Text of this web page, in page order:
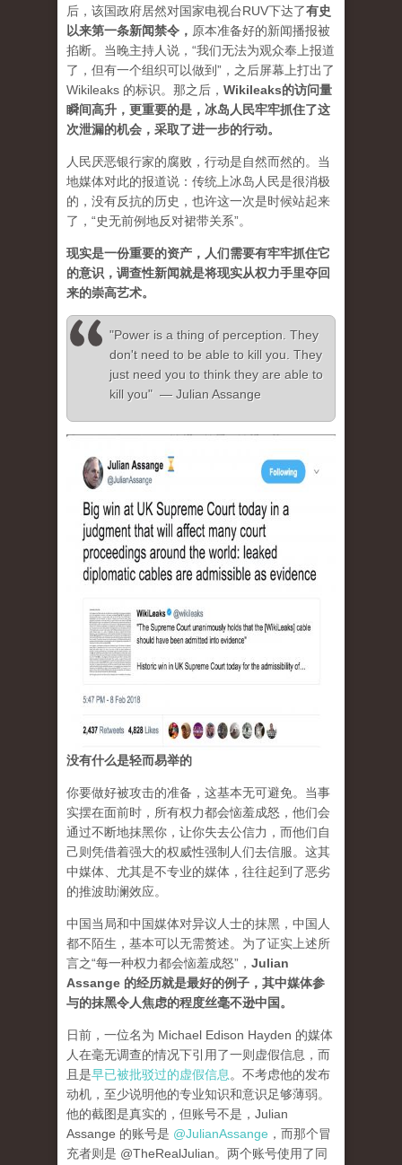
后，该国政府居然对国家电视台RUV下达了有史
以来第一条新闻禁令 ， 原本准备好的新闻播报被
掐断。当晚主持人说，“我们无法为观众奉上报道
了，但有一个组织可以做到”，之后屏幕上打出了
Wikileaks 的标识。那之后， Wikileaks的访问量
瞬间高升，更重要的是，冰岛人民牢牢抓住了这
次泄漏的机会，采取了进一步的行动。
人民厌恶银行家的腐败，行动是自然而然的。当
地媒体对此的报道说：传统上冰岛人民是很消极
的，没有反抗的历史，也许这一次是时候站起来
了，“史无前例地反对裙带关系”。
现实是一份重要的资产，人们需要有牢牢抓住它
的意识，调查性新闻就是将现实从权力手里夺回
来的崇高艺术。
"Power is a thing of perception. They
don't need to be able to kill you. They
just need you to think they are able to
kill you" — Julian Assange
没有什么是轻而易举的
你要做好被攻击的准备，这基本无可避免。当事
实摆在面前时，所有权力都会恼羞成怒，他们会
通过不断地抹黑你，让你失去公信力，而他们自
己则凭借着强大的权威性强制人们去信服。这其
中媒体、尤其是不专业的媒体，往往起到了恶劣
的推波助澜效应。
中国当局和中国媒体对异议人士的抹黑，中国人
都不陌生，基本可以无需赘述。为了证实上述所
言之“每一种权力都会恼羞成怒”， Julian
Assange 的经历就是最好的例子，其中媒体参
与的抹黑令人焦虑的程度丝毫不逊中国。
日前，一位名为 Michael Edison Hayden 的媒体
人在毫无调查的情况下引用了一则虚假信息，而
且是早已被批驳过的虚假信息 。不考虑他的发布
动机，至少说明他的专业知识和意识足够薄弱。
他的截图是真实的，但账号不是，Julian
Assange 的账号是 @JulianAssange ，而那个冒
充者则是 @TheRealJulian。两个账号使用了同